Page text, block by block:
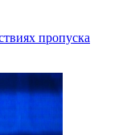
пропуска